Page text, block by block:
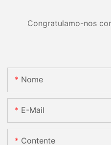
Congratulamo-nos
Nome
E-Mail
Contente